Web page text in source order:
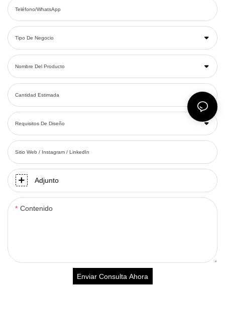
Teléfono/WhatsApp
Tipo De Negocio
Nombre Del Producto
Cantidad Estimada
Requisitos De Diseño
Sitio Web / Instagram / LinkedIn
Adjunto
Contenido
Enviar Consulta Ahora